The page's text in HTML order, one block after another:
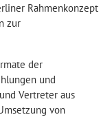
Rahmenkonzept
zur
der
und
Vertreter aus
von